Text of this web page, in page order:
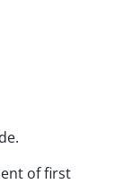
of first